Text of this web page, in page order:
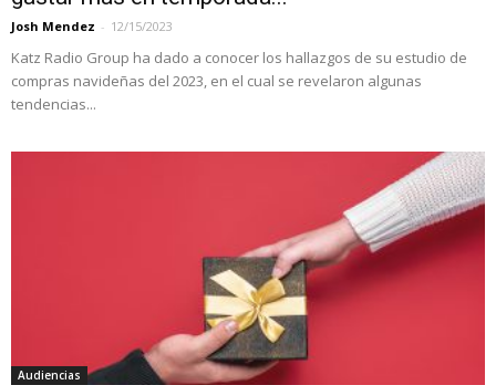
Josh Mendez - 12/15/2023
Katz Radio Group ha dado a conocer los hallazgos de su estudio de
compras navideñas del 2023, en el cual se revelaron algunas
tendencias...
Audiencias